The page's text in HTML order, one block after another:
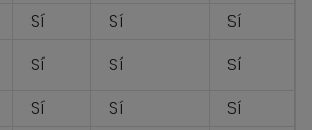
Sí Sí Sí
Sí Sí Sí
Sí Sí Sí